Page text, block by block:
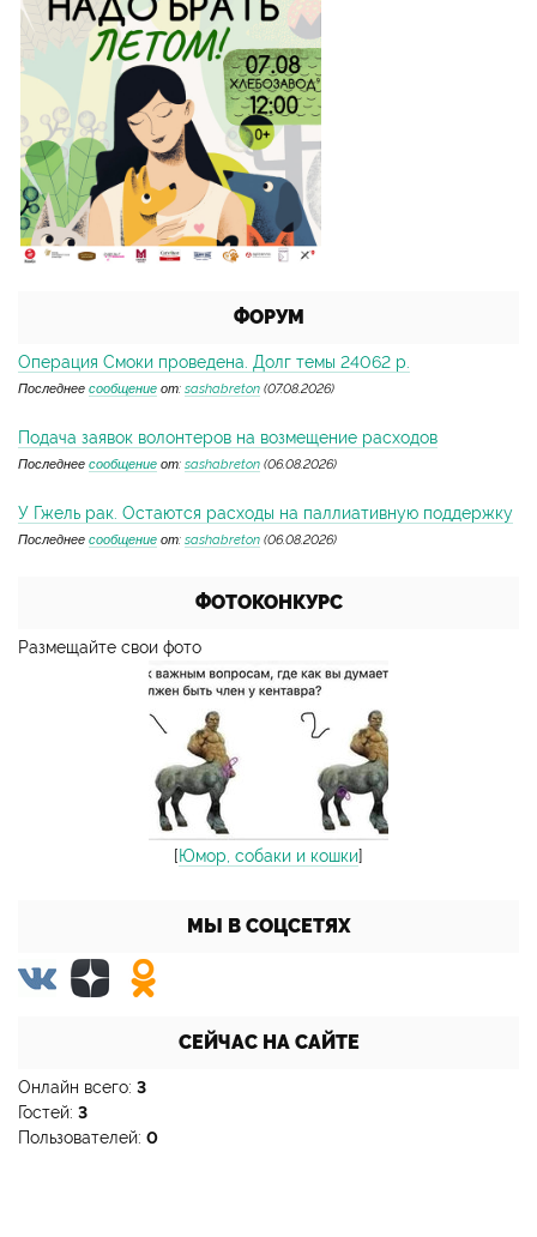
ФОРУМ
Операция Смоки проведена. Долг темы 24062 р.
Последнее сообщение от: sashabreton (07.08.2026)
Подача заявок волонтеров на возмещение расходов
Последнее сообщение от: sashabreton (06.08.2026)
У Гжель рак. Остаются расходы на паллиативную поддержку
Последнее сообщение от: sashabreton (06.08.2026)
ФОТОКОНКУРС
Размещайте свои фото
[Юмор, собаки и кошки]
МЫ В СОЦСЕТЯХ
СЕЙЧАС НА САЙТЕ
Онлайн всего: 3
Гостей: 3
Пользователей: 0